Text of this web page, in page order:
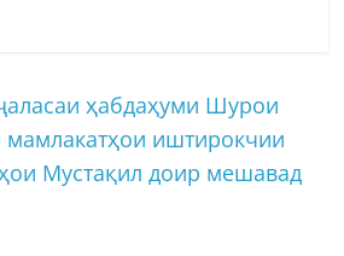
ҳабдаҳуми Шурои
мамлакатҳои иштирокчии
Мустақил доир мешавад